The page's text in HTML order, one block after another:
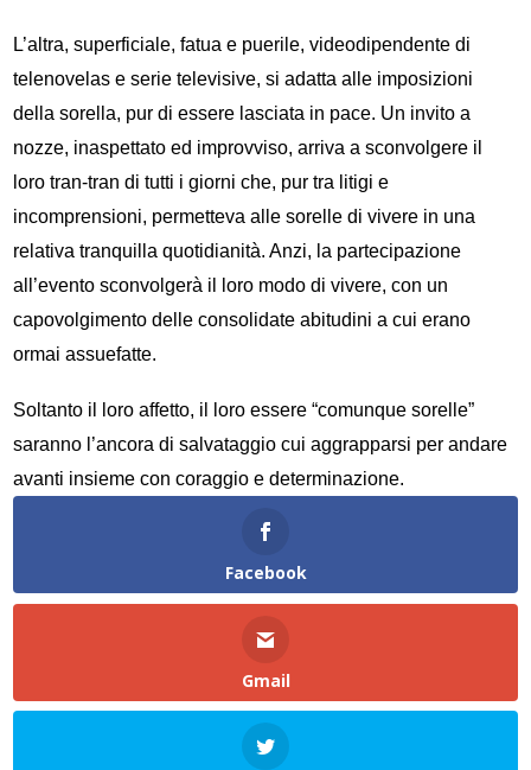
L’altra, superficiale, fatua e puerile, videodipendente di
telenovelas e serie televisive, si adatta alle imposizioni
della sorella, pur di essere lasciata in pace. Un invito a
nozze, inaspettato ed improvviso, arriva a sconvolgere il
loro tran-tran di tutti i giorni che, pur tra litigi e
incomprensioni, permetteva alle sorelle di vivere in una
relativa tranquilla quotidianità. Anzi, la partecipazione
all’evento sconvolgerà il loro modo di vivere, con un
capovolgimento delle consolidate abitudini a cui erano
ormai assuefatte.
Soltanto il loro affetto, il loro essere “comunque sorelle”
saranno l’ancora di salvataggio cui aggrapparsi per andare
avanti insieme con coraggio e determinazione.
Facebook
Gmail